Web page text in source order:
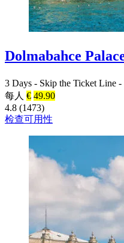
Dolmabahce
3 Days - Skip the Ticket Line -
每人 € 49.90
4.8 (1473)
检查可用性